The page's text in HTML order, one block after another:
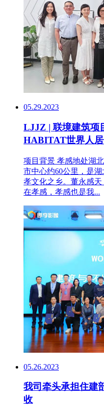
05.29.2023
LJJZ | 联境建筑项
HABITAT世界人
项目背景 孝感地处湖
市中心约60公里，是
孝文化之乡。董永感
在孝感，孝感也是我...
05.26.2023
我司牵头承担住建
收